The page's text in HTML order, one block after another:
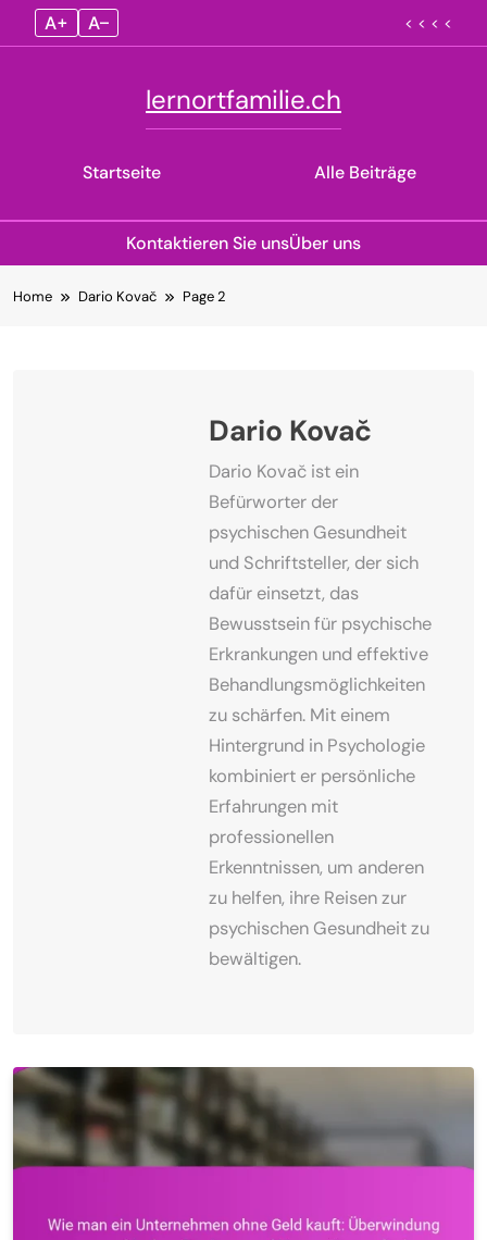
A+ A– < < < <
Startseite
lernortfamilie.ch
Alle Beiträge
Kontaktieren Sie unsÜber uns
toHome Dario Kovač Page 2
Dario Kovač
Dario Kovač ist ein
Befürworter der
psychischen Gesundheit
und Schriftsteller, der sich
dafür einsetzt, das
Bewusstsein für psychische
Erkrankungen und effektive
Behandlungsmöglichkeiten
zu schärfen. Mit einem
Hintergrund in Psychologie
kombiniert er persönliche
Erfahrungen mit
professionellen
Erkenntnissen, um anderen
zu helfen, ihre Reisen zur
psychischen Gesundheit zu
bewältigen.